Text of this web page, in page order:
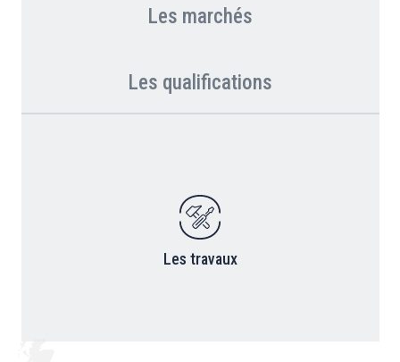
Les marchés
Les qualifications
Les travaux